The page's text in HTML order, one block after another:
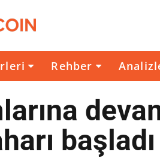
Rehber
başladı